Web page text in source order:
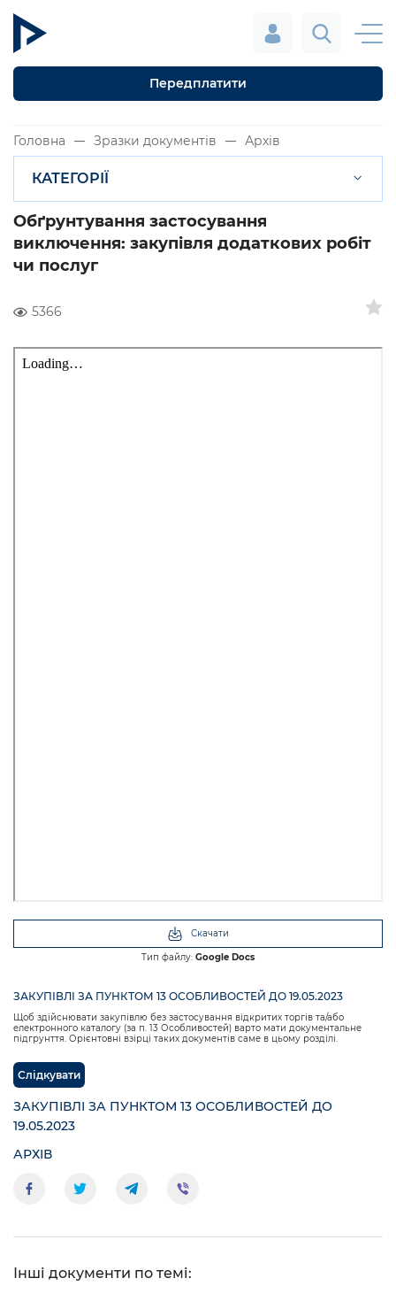
Передплатити
Головна Зразки документів Архів
КАТЕГОРІЇ
Обґрунтування застосування
виключення: закупівля додаткових робіт
чи послуг
5366
Скачати
Тип файлу: Google Docs
ЗАКУПІВЛІ ЗА ПУНКТОМ 13 ОСОБЛИВОСТЕЙ ДО 19.05.2023
Щоб здійснювати закупівлю без застосування відкритих торгів та/або
електронного каталогу (за п. 13 Особливостей) варто мати документальне
підгрунття. Орієнтовні взірці таких документів саме в цьому розділі.
Слідкувати
ЗАКУПІВЛІ ЗА ПУНКТОМ 13 ОСОБЛИВОСТЕЙ ДО
19.05.2023
АРХІВ
Інші документи по темі: